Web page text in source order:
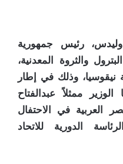
رئيس جمهورية
والثروة المعدنية،
نيقوسيا، وذلك في إطار
ممثلاً عبدالفتاح
العربية في الاحتفال
الدورية للاتحاد